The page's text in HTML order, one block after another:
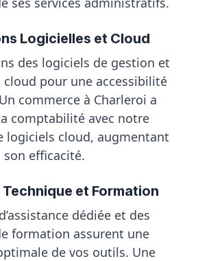
Logicielles et Cloud
des logiciels de gestion et
pour une accessibilité
commerce à Charleroi a
comptabilité avec notre
logiciels cloud, augmentant
son efficacité.
et Formation
dédiée et des
formation assurent une
de vos outils. Une